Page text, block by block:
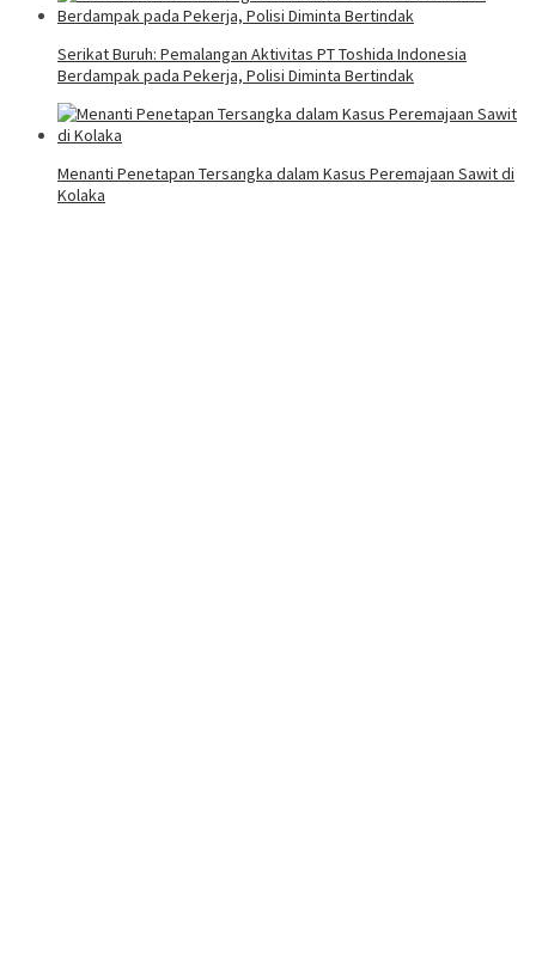
Serikat Buruh: Pemalangan Aktivitas PT Toshida Indonesia
Berdampak pada Pekerja, Polisi Diminta Bertindak
Menanti Penetapan Tersangka dalam Kasus Peremajaan Sawit di
Kolaka